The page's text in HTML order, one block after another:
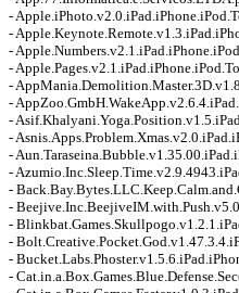
-
-
-
-
-
-
-
-
-
-
-
-
-
-
-
-